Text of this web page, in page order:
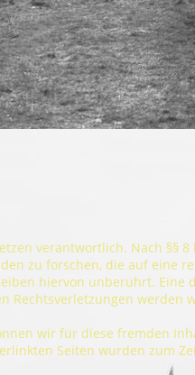
verantwortlich. Nach §§
zu forschen, die auf eine
hiervon unberührt. Eine
Rechtsverletzungen werden
wir für diese fremden
Seiten wurden zum